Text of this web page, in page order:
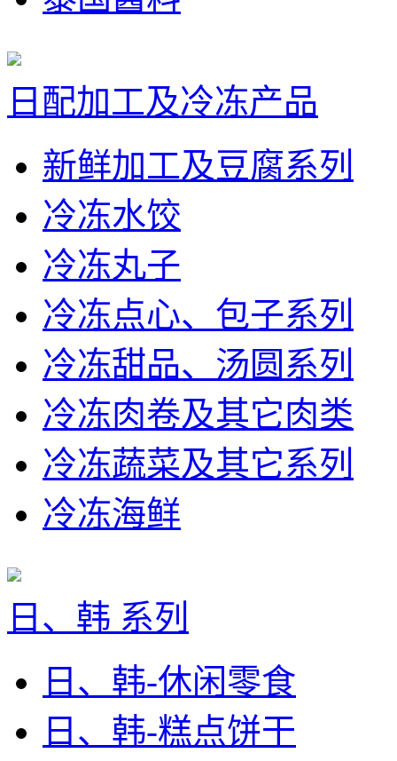
日配加工及冷冻产品
新鲜加工及豆腐系列
冷冻水饺
冷冻丸子
冷冻点心、包子系列
冷冻甜品、汤圆系列
冷冻肉卷及其它肉类
冷冻蔬菜及其它系列
冷冻海鲜
日、韩 系列
日、韩-休闲零食
日、韩-糕点饼干